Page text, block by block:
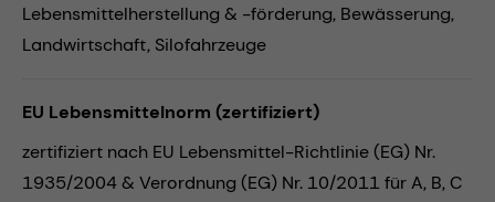
Lebensmittelherstellung & -förderung, Bewässerung,
Landwirtschaft, Silofahrzeuge
EU Lebensmittelnorm (zertifiziert)
zertifiziert nach EU Lebensmittel-Richtlinie (EG) Nr.
1935/2004 & Verordnung (EG) Nr. 10/2011 für A, B, C